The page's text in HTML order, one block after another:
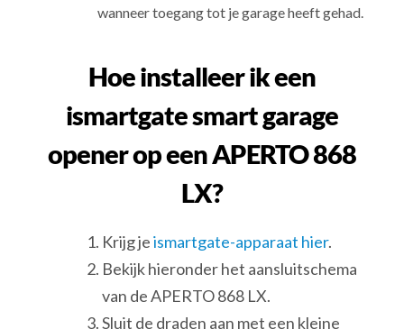
wanneer toegang tot je garage heeft gehad.
Hoe installeer ik een
ismartgate smart garage
opener op een APERTO 868
LX?
Krijg jeismartgate-apparaat hier.
Bekijk hieronder het aansluitschema
van de APERTO 868 LX.
Sluit de draden aan met een kleine